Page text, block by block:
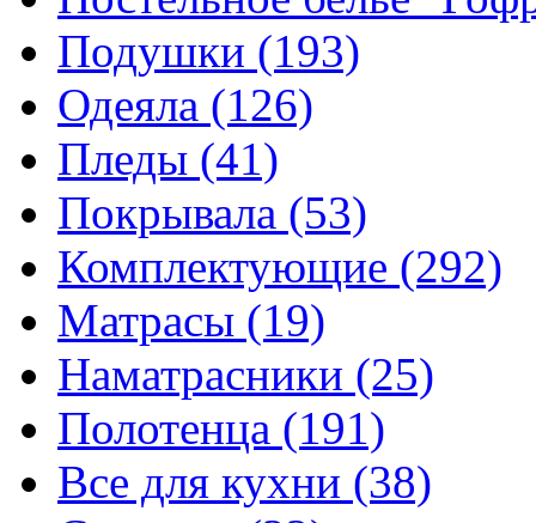
Подушки (193)
Одеяла (126)
Пледы (41)
Покрывала (53)
Комплектующие (292)
Матрасы (19)
Наматрасники (25)
Полотенца (191)
Все для кухни (38)